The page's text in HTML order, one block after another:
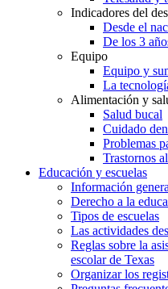
Indicadores del
Desde el
De los 3
Equipo
Equipo y
La
Alimentación y
Salud bucal
Cuidado
Problemas
Trastornos
Educación y escuelas
Información
Derecho a la
Tipos de escuelas
Las actividades
Reglas sobre la
escolar de Texas
Organizar los